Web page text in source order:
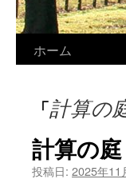
ホーム
「計算の
計算の
投稿日: 2025年11